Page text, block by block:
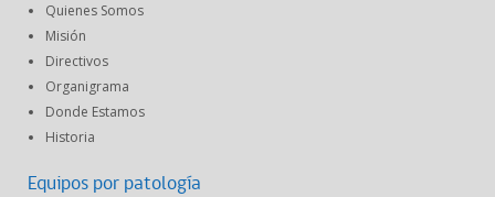
Quienes Somos
Misión
Directivos
Organigrama
Donde Estamos
Historia
Equipos por patología